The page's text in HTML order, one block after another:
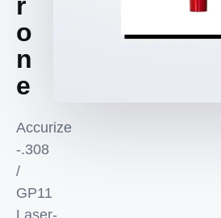
o
n
e
Accurize
-.308
/
GP11
Laser-